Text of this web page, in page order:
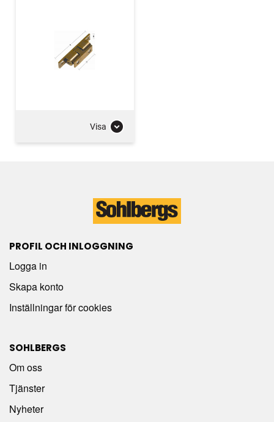
Visa
PROFIL OCH INLOGGNING
Logga in
Skapa konto
Inställningar för cookies
SOHLBERGS
Om oss
Tjänster
Nyheter